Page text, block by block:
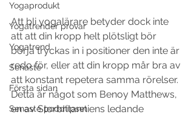
Yogaprodukt
Yogatrender provar
Yogatrend
Senaste
Första sidan
Senaste poddtipset
Att bli yogalärare betyder dock inte
att att din kropp helt plötsligt bör
börja tryckas in i positioner den inte är
redo för, eller att din kropp mår bra av
att konstant repetera samma rörelser.
Detta är något som Benoy Matthews,
en av Storbritanniens ledande